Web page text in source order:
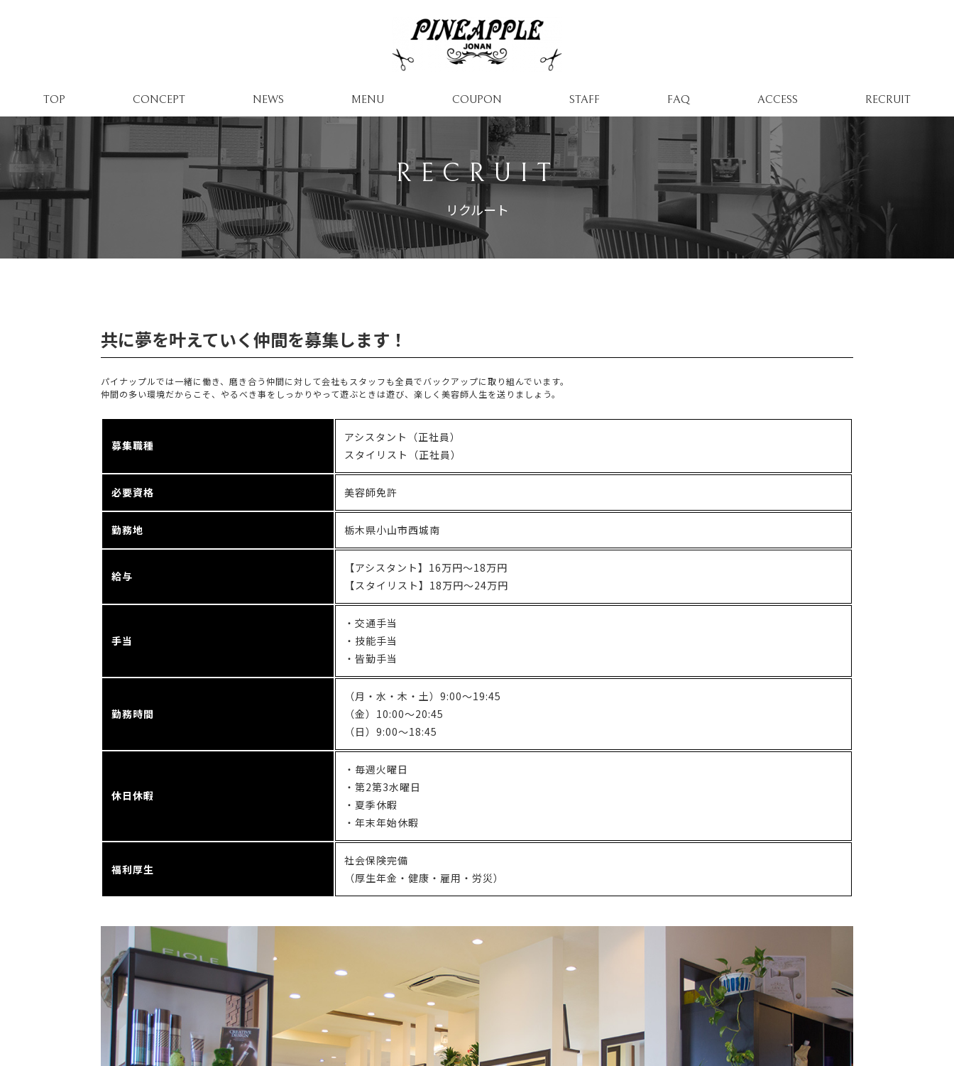
TOP CONCEPT NEWS MENU COUPON STAFF FAQ ACCESS RECRUIT
RECRUIT
リクルート
共に夢を叶えていく仲間を募集します！
パイナップルでは一緒に働き、磨き合う仲間に対して会社もスタッフも全員でバックアップに取り組んでいます。
仲間の多い環境だからこそ、やるべき事をしっかりやって遊ぶときは遊び、楽しく美容師人生を送りましょう。
募集職種
アシスタント（正社員）
スタイリスト（正社員）
必要資格 美容師免許
勤務地 栃木県小山市西城南
給与
【アシスタント】16万円～18万円
【スタイリスト】18万円～24万円
手当
・交通手当
・技能手当
・皆勤手当
勤務時間
（月・水・木・土）9:00～19:45
（金）10:00～20:45
（日）9:00～18:45
休日休暇
・毎週火曜日
・第2第3水曜日
・夏季休暇
・年末年始休暇
福利厚生
社会保険完備
（厚生年金・健康・雇用・労災）